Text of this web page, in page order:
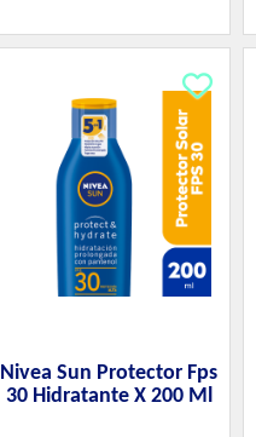
Nivea Sun Protector Fps
30 Hidratante X 200 Ml